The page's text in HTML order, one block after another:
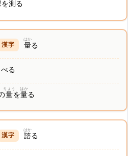
を測 る
量
はか
る
る
量
りょう
を量
はか
る
諮
はか
る